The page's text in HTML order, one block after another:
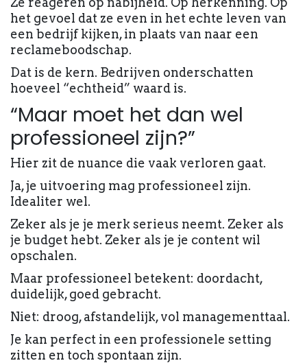
het gevoel dat ze even in het echte leven van
een bedrijf kijken, in plaats van naar een
reclameboodschap.
Dat is de kern. Bedrijven onderschatten
hoeveel “echtheid” waard is.
“Maar moet het dan wel
professioneel zijn?”
Hier zit de nuance die vaak verloren gaat.
Ja, je uitvoering mag professioneel zijn.
Idealiter wel.
Zeker als je je merk serieus neemt. Zeker als
je budget hebt. Zeker als je je content wil
opschalen.
Maar professioneel betekent: doordacht,
duidelijk, goed gebracht.
Niet: droog, afstandelijk, vol managementtaal.
Je kan perfect in een professionele setting
zitten en toch spontaan zijn.